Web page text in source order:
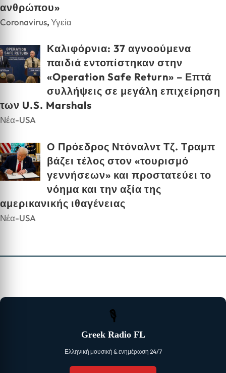
ανθρώπου»
Coronavirus,Υγεία
Καλιφόρνια: 37 αγνοούμενα
παιδιά εντοπίστηκαν στην
«Operation Safe Return» – Επτά
συλλήψεις σε μεγάλη επιχείρηση
των U.S. Marshals
Νέα-USA
Ο Πρόεδρος Ντόναλντ Τζ. Τραμπ
βάζει τέλος στον «τουρισμό
γεννήσεων» και προστατεύει το
νόημα και την αξία της
αμερικανικής ιθαγένειας
Νέα-USA
🎙
Greek Radio FL
Ελληνική μουσική & ενημέρωση 24/7